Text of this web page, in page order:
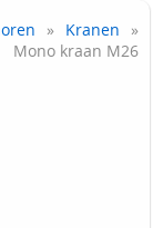
» Kranen
»
Mono kraan M26